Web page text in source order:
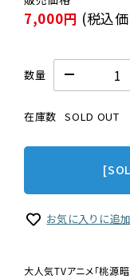
7,000円 (税込
数量
在庫数 SOLD OUT
お気に入りに追加
大人気TVアニメ「桃源